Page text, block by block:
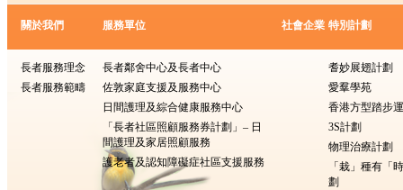
關於我們
長者服務理念
長者服務範疇
服務單位
長者鄰舍中心及長者中心
佐敦家庭支援及服務中心
日間護理及綜合健康服務中心
「長者社區照顧服務券計劃」– 日
間護理及家居照顧服務
護老者及認知障礙症社區支援服務
社會企業 特別計劃
耆妙展翅計劃
愛羣學苑
香港方型踏步
3S計劃
物理治療計劃
「栽」種有
劃